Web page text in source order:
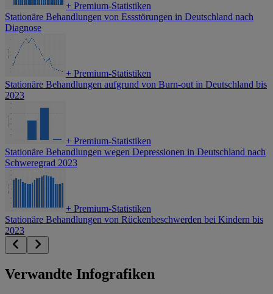
+ Premium-Statistiken
Stationäre Behandlungen von Essstörungen in Deutschland nach
Diagnose
+ Premium-Statistiken
Stationäre Behandlungen aufgrund von Burn-out in Deutschland bis
2023
+ Premium-Statistiken
Stationäre Behandlungen wegen Depressionen in Deutschland nach
Schweregrad 2023
+ Premium-Statistiken
Stationäre Behandlungen von Rückenbeschwerden bei Kindern bis
2023
Verwandte Infografiken